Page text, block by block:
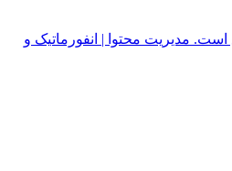
است. مدیریت محتوا | انفورماتیک و